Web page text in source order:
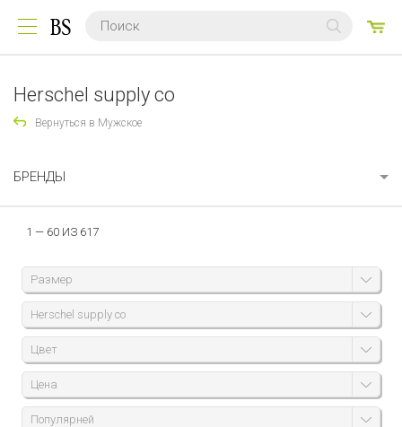
Herschel supply co
Вернуться в Мужское
БРЕНДЫ
1 — 60 ИЗ 617
Размер
Herschel supply co
Цвет
Цена
Популярней